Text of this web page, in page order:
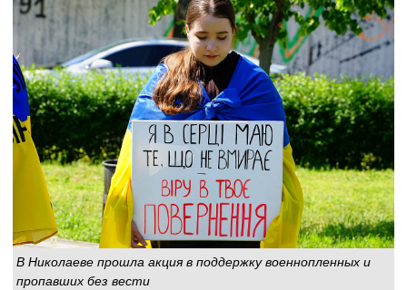
В Николаеве прошла акция в поддержку военнопленных и
пропавших без вести